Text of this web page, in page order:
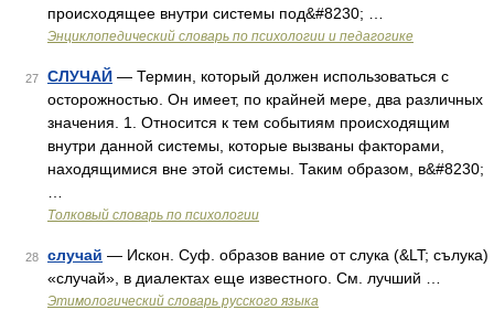
происходящее внутри системы под&#8230; …
Энциклопедический словарь по психологии и педагогике
27 СЛУЧАЙ — Термин, который должен использоваться с
осторожностью. Он имеет, по крайней мере, два различных
значения. 1. Относится к тем событиям происходящим
внутри данной системы, которые вызваны факторами,
находящимися вне этой системы. Таким образом, в&#8230;
Толковый словарь по психологии
28 случай — Искон. Суф. образов вание от слука (&LT; сълука)
«случай», в диалектах еще известного. См. лучший …
Этимологический словарь русского языка